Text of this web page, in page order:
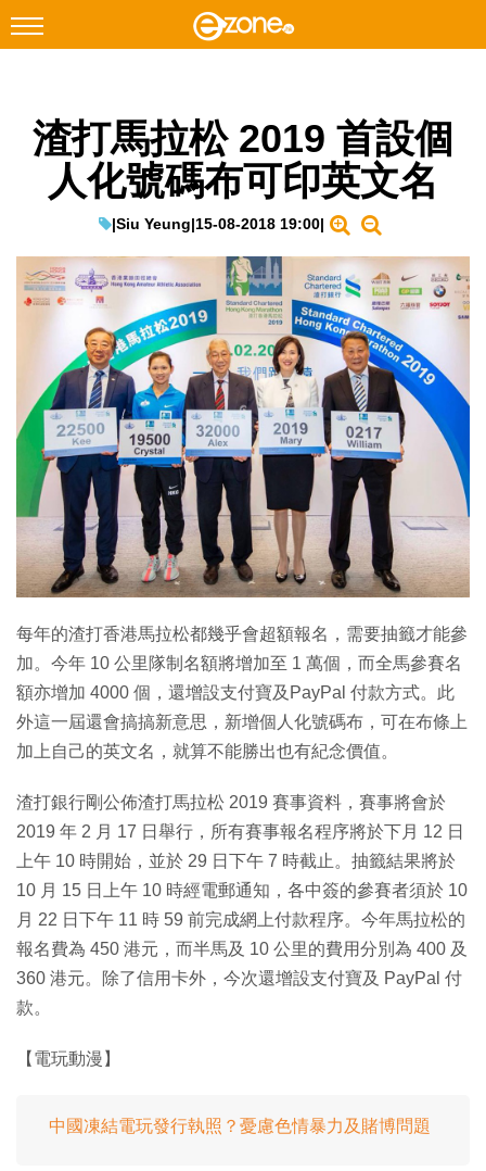
Facebook Instagram
科技焦點
遊戲動漫
教學評測
IT Times
生成式AI與雲端應用
Enterprise Digital Transformation
特集
渣打馬拉松 2019 首設個
人化號碼布可印英文名
|Siu Yeung|15-08-2018 19:00|
每年的渣打香港馬拉松都幾乎會超額報名，需要抽籤才能參
加。今年 10 公里隊制名額將增加至 1 萬個，而全馬參賽名
額亦增加 4000 個，還增設支付寶及PayPal 付款方式。此
外這一屆還會搞搞新意思，新增個人化號碼布，可在布條上
加上自己的英文名，就算不能勝出也有紀念價值。
渣打銀行剛公佈渣打馬拉松 2019 賽事資料，賽事將會於
2019 年 2 月 17 日舉行，所有賽事報名程序將於下月 12 日
上午 10 時開始，並於 29 日下午 7 時截止。抽籤結果將於
10 月 15 日上午 10 時經電郵通知，各中簽的參賽者須於 10
月 22 日下午 11 時 59 前完成網上付款程序。今年馬拉松的
報名費為 450 港元，而半馬及 10 公里的費用分別為 400 及
360 港元。除了信用卡外，今次還增設支付寶及 PayPal 付
款。
【電玩動漫】
中國凍結電玩發行執照？憂慮色情暴力及賭博問題